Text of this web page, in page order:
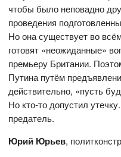
чтобы было неповадно
проведения
Но она существует во
готовят «неожиданные»
премьеру Британии.
Путина путём
действительно, «пусть
Но кто-то допустил
предатель.
Юрий Юрьев,